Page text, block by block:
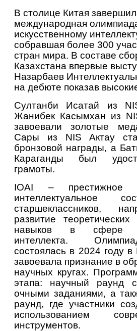
В столице Китая
международная
искусственному
собравшая более 300
стран мира. В составе
Казахстана впервые
Назарбаев
на дебюте показав
Султанби Исатай из
Жанибек Касымхан из
завоевали золотые
Сары из NIS Актау
бронзовой награды, а
Караганды был
грамоты.
IOAI – престижное
интеллектуальное
старшеклассников,
развитие
навыков в сфере
интеллекта.
состоялась в 2024 году
завоевала признание в
научных кругах.
этапа: научный раунд
очными заданиями, а
раунд, где участники
использованием
инструментов.